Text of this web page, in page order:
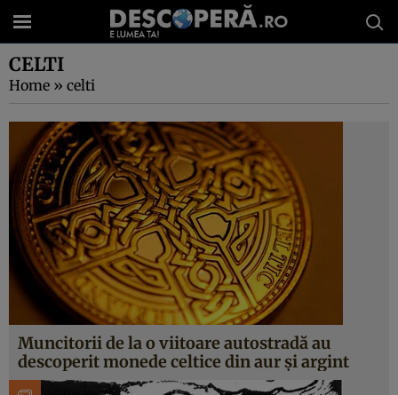
CELTI
Home » celti
Muncitorii de la o viitoare autostradă au
descoperit monede celtice din aur și argint